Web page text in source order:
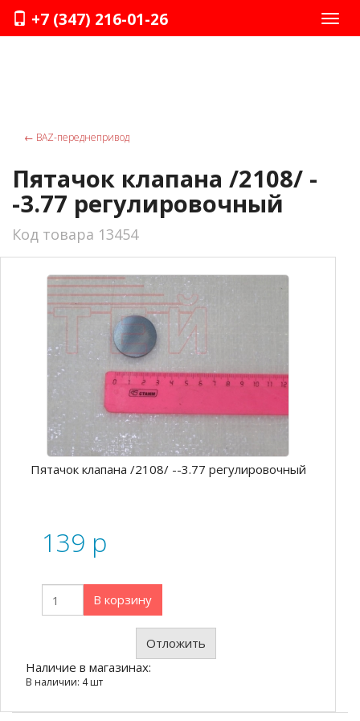
+7 (347) 216-01-26
← ВАZ-переднепривод
Пятачок клапана /2108/ -
-3.77 регулировочный
Код товара 13454
Пятачок клапана /2108/ --3.77 регулировочный
139 p
В корзину
Отложить
Наличие в магазинах:
В наличии: 4 шт